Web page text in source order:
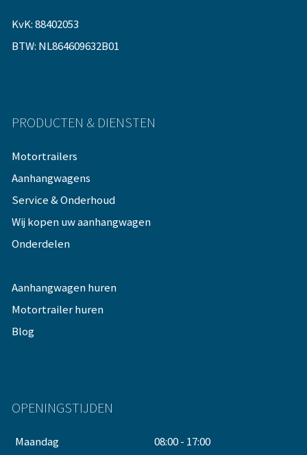
KvK: 88402053
BTW: NL864609632B01
PRODUCTEN & DIENSTEN
Motortrailers
Aanhangwagens
Service & Onderhoud
Wij kopen uw aanhangwagen
Onderdelen
Aanhangwagen huren
Motortrailer huren
Blog
OPENINGSTIJDEN
Maandag 08:00- 17:00